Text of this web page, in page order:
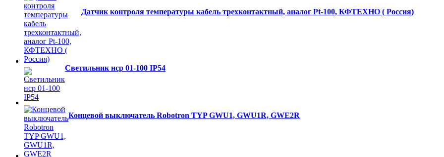
Датчик контроля температуры кабель трехконтактный, аналог Pt-100, КФТЕХНО ( Россия)
Светильник нср 01-100 IP54
Концевой выключатель Robotron TYP GWU1, GWU1R, GWE2R